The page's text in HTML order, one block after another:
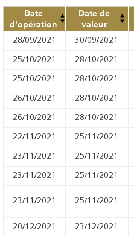
Date
d'opération
Date de
valeur
28/09/2021 30/09/2021
25/10/2021 28/10/2021
25/10/2021 28/10/2021
26/10/2021 28/10/2021
26/10/2021 28/10/2021
22/11/2021 25/11/2021
23/11/2021 25/11/2021
23/11/2021 25/11/2021
23/11/2021 25/11/2021
20/12/2021 23/12/2021